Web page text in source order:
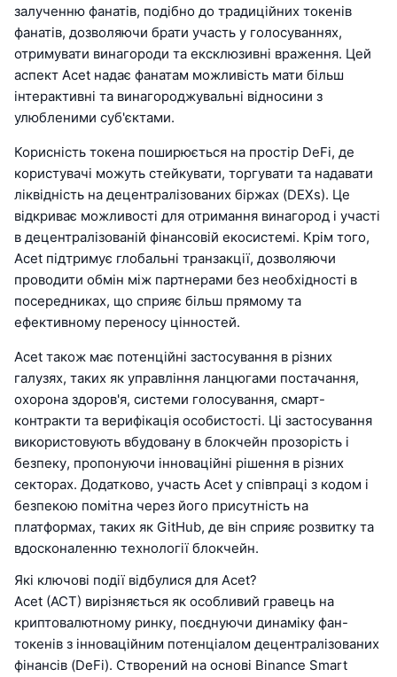
залученню фанатів, подібно до традиційних токенів
фанатів, дозволяючи брати участь у голосуваннях,
отримувати винагороди та ексклюзивні враження. Цей
аспект Acet надає фанатам можливість мати більш
інтерактивні та винагороджувальні відносини з
улюбленими суб'єктами.
Корисність токена поширюється на простір DeFi, де
користувачі можуть стейкувати, торгувати та надавати
ліквідність на децентралізованих біржах (DEXs). Це
відкриває можливості для отримання винагород і участі
в децентралізованій фінансовій екосистемі. Крім того,
Acet підтримує глобальні транзакції, дозволяючи
проводити обмін між партнерами без необхідності в
посередниках, що сприяє більш прямому та
ефективному переносу цінностей.
Acet також має потенційні застосування в різних
галузях, таких як управління ланцюгами постачання,
охорона здоров'я, системи голосування, смарт-
контракти та верифікація особистості. Ці застосування
використовують вбудовану в блокчейн прозорість і
безпеку, пропонуючи інноваційні рішення в різних
секторах. Додатково, участь Acet у співпраці з кодом і
безпекою помітна через його присутність на
платформах, таких як GitHub, де він сприяє розвитку та
вдосконаленню технології блокчейн.
Які ключові події відбулися для Acet?
Acet (ACT) вирізняється як особливий гравець на
криптовалютному ринку, поєднуючи динаміку фан-
токенів з інноваційним потенціалом децентралізованих
фінансів (DeFi). Створений на основі Binance Smart